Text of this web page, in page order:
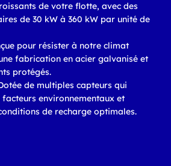
de votre flotte, avec des
de 30 kW à 360 kW par unité de
pour résister à notre climat
fabrication en acier galvanisé et
protégés.
de multiples capteurs qui
environnementaux et
de recharge optimales.